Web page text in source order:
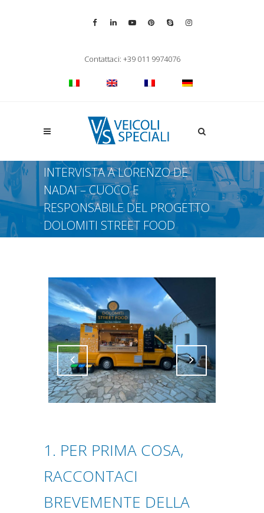
Contattaci: +39 011 9974076
Apri la ricerca
INTERVISTA A LORENZO DE
NADAI – CUOCO E
RESPONSABILE DEL PROGETTO
DOLOMITI STREET FOOD
Attiva comando Attiva comando
1. PER PRIMA COSA,
RACCONTACI
BREVEMENTE DELLA